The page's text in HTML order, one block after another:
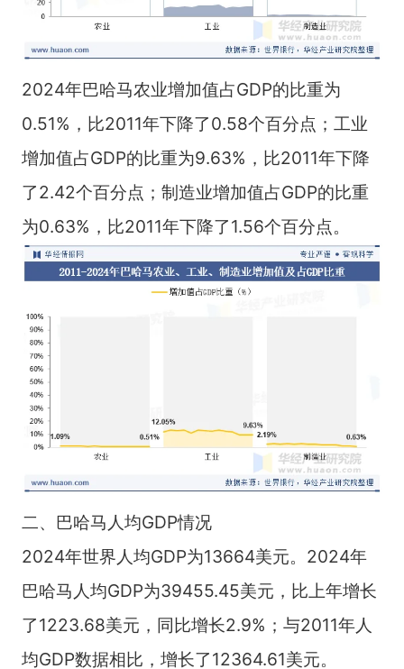
2024年巴哈马农业增加值占GDP的比重为
0.51%，比2011年下降了0.58个百分点；工业
增加值占GDP的比重为9.63%，比2011年下降
了2.42个百分点；制造业增加值占GDP的比重
为0.63%，比2011年下降了1.56个百分点。
二、巴哈马人均GDP情况
2024年世界人均GDP为13664美元。2024年
巴哈马人均GDP为39455.45美元，比上年增长
了1223.68美元，同比增长2.9%；与2011年人
均GDP数据相比，增长了12364.61美元。